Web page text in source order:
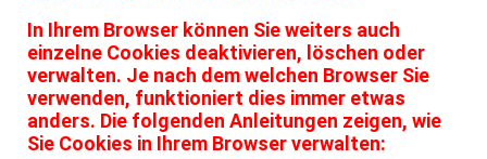
In Ihrem Browser können Sie weiters auch
einzelne Cookies deaktivieren, löschen oder
verwalten. Je nach dem welchen Browser Sie
verwenden, funktioniert dies immer etwas
anders. Die folgenden Anleitungen zeigen, wie
Sie Cookies in Ihrem Browser verwalten: